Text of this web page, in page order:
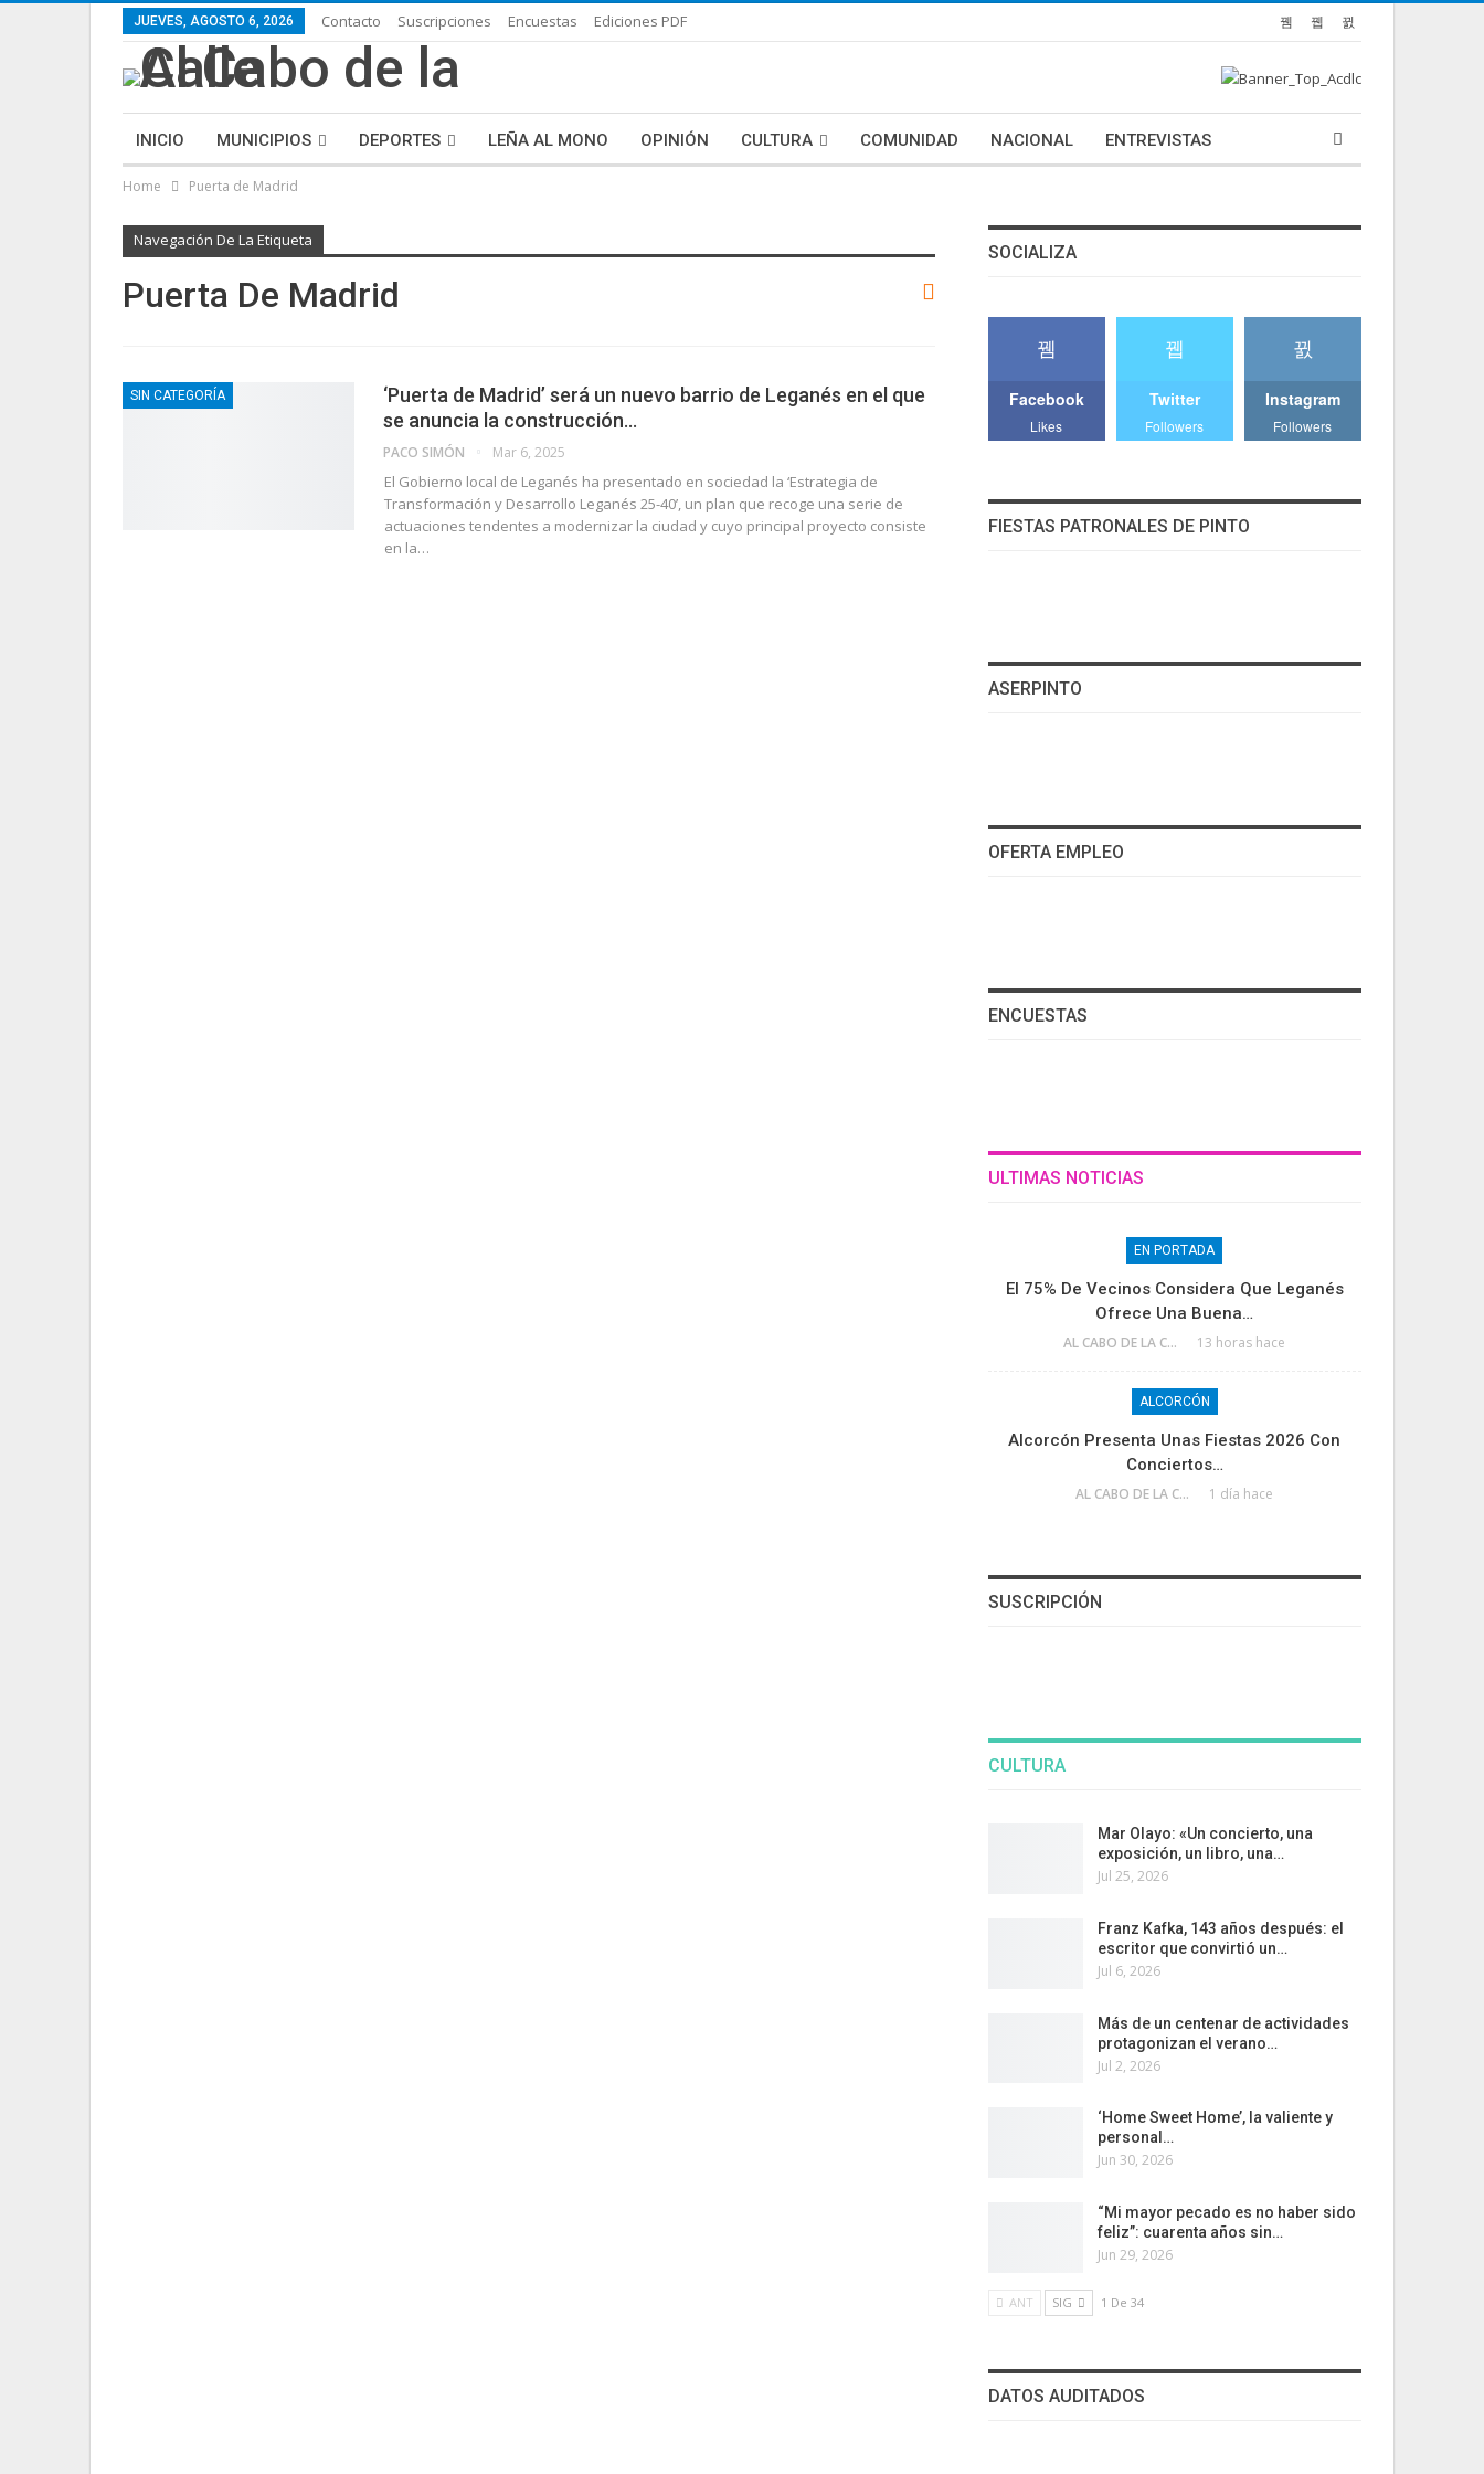
JUEVES, AGOSTO 6, 2026 Contacto Suscripciones Encuestas Ediciones PDF
INICIO MUNICIPIOS DEPORTES LEÑA AL MONO OPINIÓN CULTURA COMUNIDAD NACIONAL ENTREVISTAS
ECONOMÍA LIFESTYLE
Home Puerta de Madrid
Navegación De La Etiqueta
Puerta De Madrid
SIN CATEGORÍA
‘Puerta de Madrid’ será un nuevo barrio de Leganés en el que
se anuncia la construcción…
PACO SIMÓN Mar 6, 2025
El Gobierno local de Leganés ha presentado en sociedad la ‘Estrategia de
Transformación y Desarrollo Leganés 25-40’, un plan que recoge una serie de
actuaciones tendentes a modernizar la ciudad y cuyo principal proyecto consiste
en la…
SOCIALIZA
Facebook
Likes
Twitter
Followers
Instagram
Followers
FIESTAS PATRONALES DE PINTO
ASERPINTO
OFERTA EMPLEO
ENCUESTAS
ULTIMAS NOTICIAS
EN PORTADA
El 75% De Vecinos Considera Que Leganés
Ofrece Una Buena…
AL CABO DE LA CALLE 13 horas hace
ALCORCÓN
Alcorcón Presenta Unas Fiestas 2026 Con
Conciertos…
AL CABO DE LA CALLE 1 día hace
SUSCRIPCIÓN
CULTURA
Mar Olayo: «Un concierto, una
exposición, un libro, una…
Jul 25, 2026
Franz Kafka, 143 años después: el
escritor que convirtió un…
Jul 6, 2026
Más de un centenar de actividades
protagonizan el verano…
Jul 2, 2026
‘Home Sweet Home’, la valiente y
personal…
Jun 30, 2026
“Mi mayor pecado es no haber sido
feliz”: cuarenta años sin…
Jun 29, 2026
ANT SIG 1 De 34
DATOS AUDITADOS